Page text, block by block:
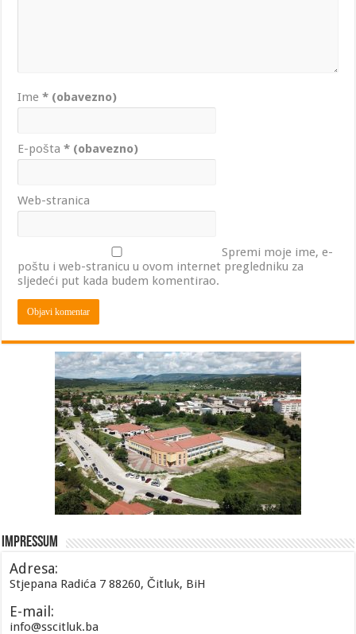
Ime* (obavezno)
E-pošta* (obavezno)
Web-stranica
Spremi moje ime, e-
poštu i web-stranicu u ovom internet pregledniku za
sljedeći put kada budem komentirao.
Impressum
Adresa:
Stjepana Radića 7 88260, Čitluk, BiH
E-mail:
info@sscitluk.ba